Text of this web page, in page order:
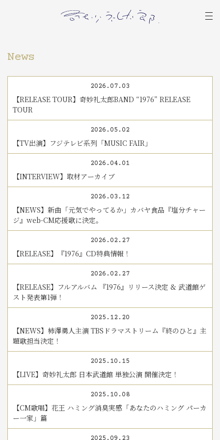
News
2026.07.03
【RELEASE TOUR】奇妙礼太郎BAND “1976” RELEASE
TOUR
2026.05.02
【TV出演】フジテレビ系列「MUSIC FAIR」
2026.04.01
【INTERVIEW】取材アーカイブ
2026.03.12
【NEWS】新曲「元気でやってるか」カバヤ食品『塩分チャー
ジ』web-CM応援歌に決定。
2026.02.27
【RELEASE】『1976』CD特典情報！
2026.02.27
【RELEASE】フルアルバム 『1976』リリース決定 & 武道館ゲ
スト発表第1弾！
2025.12.20
【NEWS】柿澤勇人主演 TBSドラマストリーム『終のひと』主
題歌担当決定！
2025.10.15
【LIVE】奇妙礼太郎 日本武道館 単独公演 開催決定！
2025.10.08
【CM歌唱】花王 ハミング消臭実感「あなたのハミング パーカ
ー一家」篇